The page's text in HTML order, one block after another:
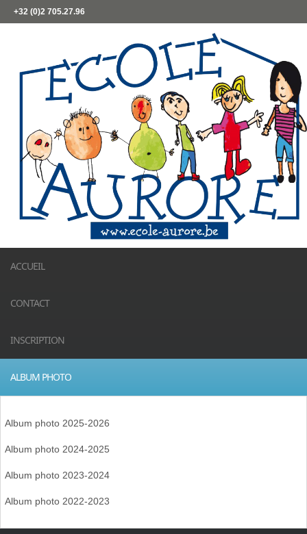
+32 (0)2 705.27.96
ACCUEIL
CONTACT
INSCRIPTION
ALBUM PHOTO
Album photo 2025-2026
Album photo 2024-2025
Album photo 2023-2024
Album photo 2022-2023